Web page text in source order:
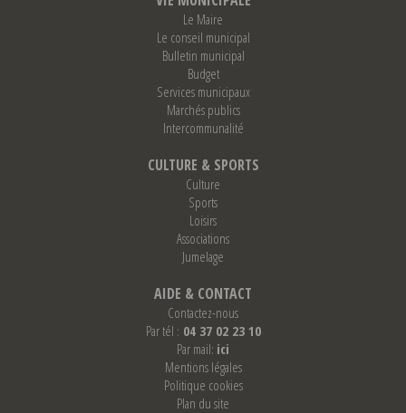
Le Maire
Le conseil municipal
Bulletin municipal
Budget
Services municipaux
Marchés publics
Intercommunalité
CULTURE & SPORTS
Culture
Sports
Loisirs
Associations
Jumelage
AIDE & CONTACT
Contactez-nous
Par tél : 04 37 02 23 10
Par mail: ici
Mentions légales
Politique cookies
Plan du site